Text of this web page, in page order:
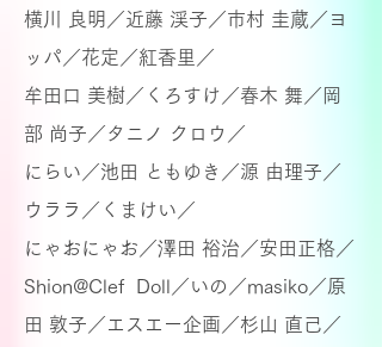
横川 良明／近藤 渓子／市村 圭蔵／ ヨ
ッパ／花定／紅香里／
牟田口 美樹／くろすけ／春木 舞／ 岡
部 尚子／タニノ クロウ／
にらい／池田 ともゆき／源 由理子／
ウララ／くまけい／
にゃおにゃお／澤田 裕治／安田正格／
Shion@Clef Doll／いの／masiko／ 原
田 敦子／エスエー企画／杉山 直己／